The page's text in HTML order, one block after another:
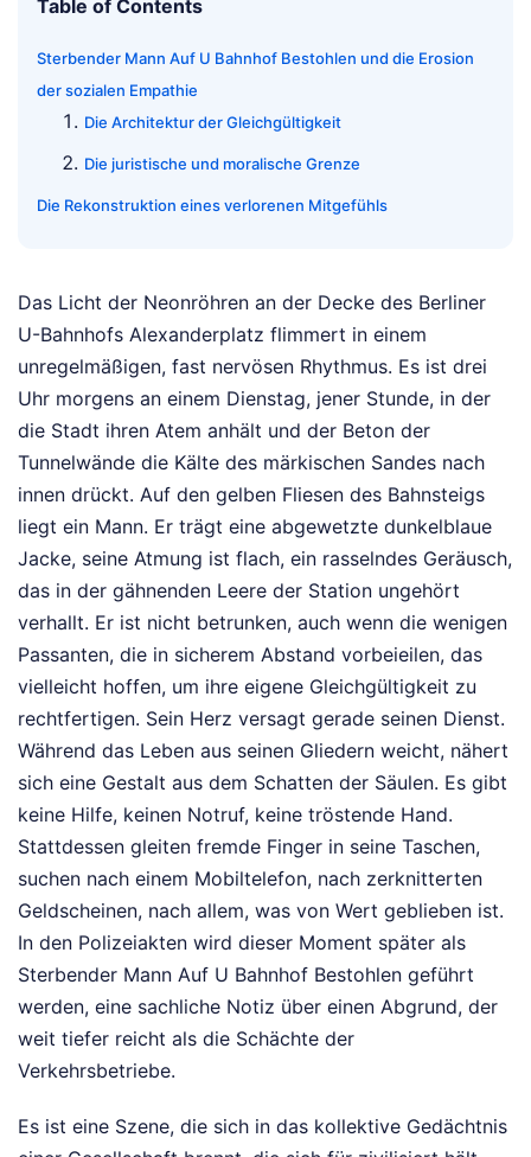
Table of Contents
Sterbender Mann Auf U Bahnhof Bestohlen und die Erosion
der sozialen Empathie
Die Architektur der Gleichgültigkeit
Die juristische und moralische Grenze
Die Rekonstruktion eines verlorenen Mitgefühls
Das Licht der Neonröhren an der Decke des Berliner
U-Bahnhofs Alexanderplatz flimmert in einem
unregelmäßigen, fast nervösen Rhythmus. Es ist drei
Uhr morgens an einem Dienstag, jener Stunde, in der
die Stadt ihren Atem anhält und der Beton der
Tunnelwände die Kälte des märkischen Sandes nach
innen drückt. Auf den gelben Fliesen des Bahnsteigs
liegt ein Mann. Er trägt eine abgewetzte dunkelblaue
Jacke, seine Atmung ist flach, ein rasselndes Geräusch,
das in der gähnenden Leere der Station ungehört
verhallt. Er ist nicht betrunken, auch wenn die wenigen
Passanten, die in sicherem Abstand vorbeieilen, das
vielleicht hoffen, um ihre eigene Gleichgültigkeit zu
rechtfertigen. Sein Herz versagt gerade seinen Dienst.
Während das Leben aus seinen Gliedern weicht, nähert
sich eine Gestalt aus dem Schatten der Säulen. Es gibt
keine Hilfe, keinen Notruf, keine tröstende Hand.
Stattdessen gleiten fremde Finger in seine Taschen,
suchen nach einem Mobiltelefon, nach zerknitterten
Geldscheinen, nach allem, was von Wert geblieben ist.
In den Polizeiakten wird dieser Moment später als
Sterbender Mann Auf U Bahnhof Bestohlen geführt
werden, eine sachliche Notiz über einen Abgrund, der
weit tiefer reicht als die Schächte der
Verkehrsbetriebe.
Es ist eine Szene, die sich in das kollektive Gedächtnis